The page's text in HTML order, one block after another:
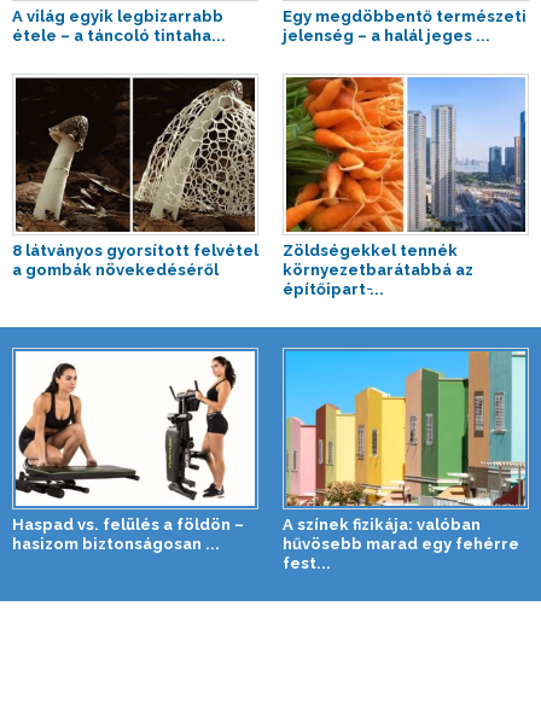
A világ egyik legbizarrabb
étele – a táncoló tintaha...
Egy megdöbbentő természeti
jelenség – a halál jeges ...
8 látványos gyorsított felvétel
a gombák növekedéséről
Zöldségekkel tennék
környezetbarátabbá az
építőipart ̵...
Haspad vs. felülés a földön –
hasizom biztonságosan ...
A színek fizikája: valóban
hűvösebb marad egy fehérre
fest...